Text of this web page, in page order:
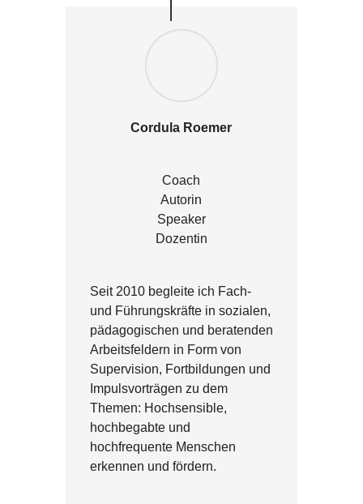
Cordula Roemer
Coach
Autorin
Speaker
Dozentin
Seit 2010 begleite ich Fach-
und Führungskräfte in sozialen,
pädagogischen und beratenden
Arbeitsfeldern in Form von
Supervision, Fortbildungen und
Impulsvorträgen zu dem
Themen: Hochsensible,
hochbegabte und
hochfrequente Menschen
erkennen und fördern.